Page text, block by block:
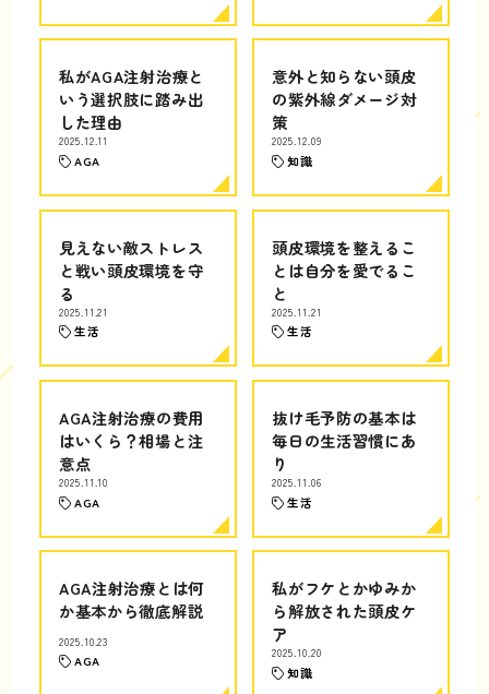
私がAGA注射治療と
いう選択肢に踏み出
した理由
2025.12.11
AGA
意外と知らない頭皮
の紫外線ダメージ対
策
2025.12.09
知識
見えない敵ストレス
と戦い頭皮環境を守
る
2025.11.21
生活
頭皮環境を整えるこ
とは自分を愛でるこ
と
2025.11.21
生活
AGA注射治療の費用
はいくら？相場と注
意点
2025.11.10
AGA
抜け毛予防の基本は
毎日の生活習慣にあ
り
2025.11.06
生活
AGA注射治療とは何
か基本から徹底解説
2025.10.23
AGA
私がフケとかゆみか
ら解放された頭皮ケ
ア
2025.10.20
知識